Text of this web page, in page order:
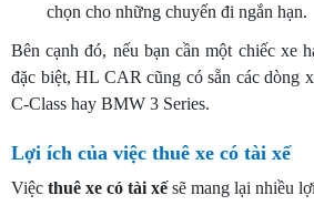
chọn cho những chuyến đi ngắn hạn.
Bên cạnh đó, nếu bạn cần một chiếc xe
đặc biệt, HL CAR cũng có sẵn các dòng
C-Class hay BMW 3 Series.
Lợi ích của việc thuê xe có tài xế
Việc thuê xe có tài xếsẽ mang lại nhiều